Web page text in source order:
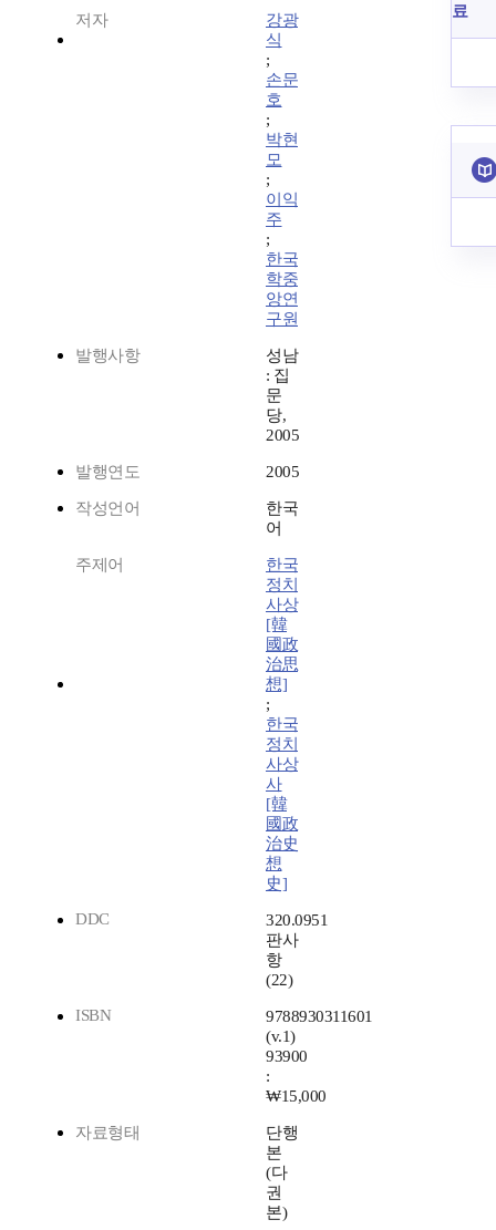
저자
강광
식
;
손문
호
;
박현
모
;
이익
주
;
한국
학중
앙연
구원
발행사항
성남
: 집
문
당,
2005
발행연도 2005
작성언어
한국
어
주제어
한국
정치
사상
[韓
國政
治思
想]
;
한국
정치
사상
사
[韓
國政
治史
想
史]
DDC
320.0951
판사
항
(22)
ISBN
9788930311601
(v.1)
93900
:
₩15,000
자료형태
단행
본
(다
권
본)
료